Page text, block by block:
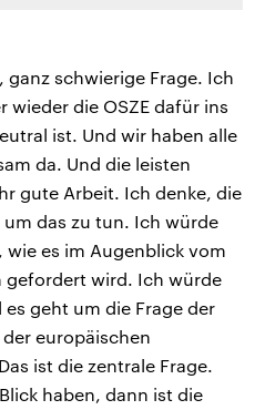
ganz schwierige Frage. Ich
wieder die OSZE dafür ins
ist. Und wir haben alle
da. Und die leisten
gute Arbeit. Ich denke, die
das zu tun. Ich würde
es im Augenblick vom
gefordert wird. Ich würde
es geht um die Frage der
europäischen
ist die zentrale Frage.
haben, dann ist die